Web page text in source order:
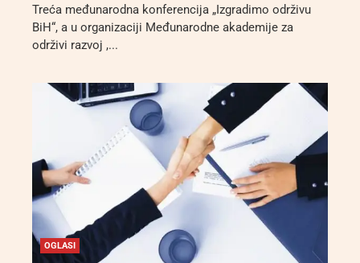
Treća međunarodna konferencija „Izgradimo održivu
BiH“, a u organizaciji Međunarodne akademije za
održivi razvoj ,...
OGLASI